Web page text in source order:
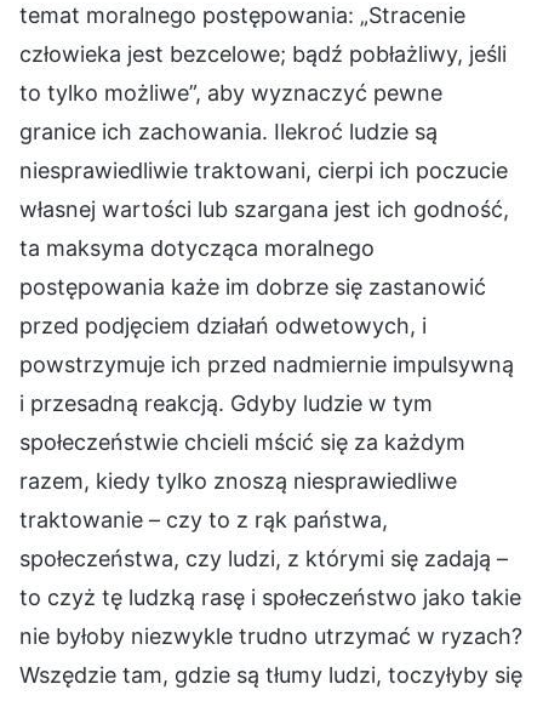
temat moralnego postępowania: „Stracenie
człowieka jest bezcelowe; bądź pobłażliwy, jeśli
to tylko możliwe”, aby wyznaczyć pewne
granice ich zachowania. Ilekroć ludzie są
niesprawiedliwie traktowani, cierpi ich poczucie
własnej wartości lub szargana jest ich godność,
ta maksyma dotycząca moralnego
postępowania każe im dobrze się zastanowić
przed podjęciem działań odwetowych, i
powstrzymuje ich przed nadmiernie impulsywną
i przesadną reakcją. Gdyby ludzie w tym
społeczeństwie chcieli mścić się za każdym
razem, kiedy tylko znoszą niesprawiedliwe
traktowanie – czy to z rąk państwa,
społeczeństwa, czy ludzi, z którymi się zadają –
to czyż tę ludzką rasę i społeczeństwo jako takie
nie byłoby niezwykle trudno utrzymać w ryzach?
Wszędzie tam, gdzie są tłumy ludzi, toczyłyby się